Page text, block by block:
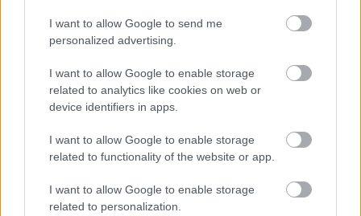
I want to allow Google to send me
personalized advertising.
I want to allow Google to enable storage
related to analytics like cookies on web or
device identifiers in apps.
I want to allow Google to enable storage
related to functionality of the website or app.
I want to allow Google to enable storage
related to personalization.
Deti odrástli, rodičia majú bývanie presne podľa
návštevy vnúčat
Miestni remeselníci vytvorili bývanie, ktoré vyzerá
ako malý raj